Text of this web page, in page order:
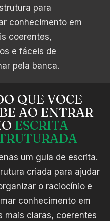
para
conhecimento em
coerentes,
e fáceis de
pela banca.
QUE VOCE
AO ENTRAR
ESCRITA
um guia de escrita.
criada para ajudar
o raciocínio e
conhecimento em
mais claras, coerentes